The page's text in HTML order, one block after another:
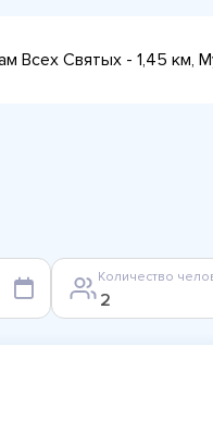
Всех Святых - 1,45 км,
Количество